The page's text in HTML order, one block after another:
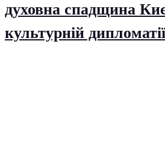
духовна спадщина
культурній